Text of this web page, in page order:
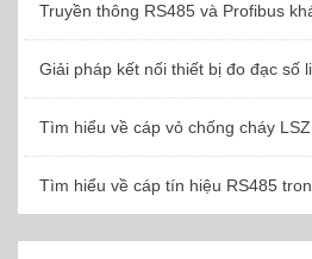
Truyền thông RS485 và Profibus
Giải pháp kết nối thiết bị đo đạc số
Tìm hiểu về cáp vỏ chống cháy
Tìm hiểu về cáp tín hiệu RS485